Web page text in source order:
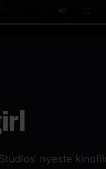
nyeste